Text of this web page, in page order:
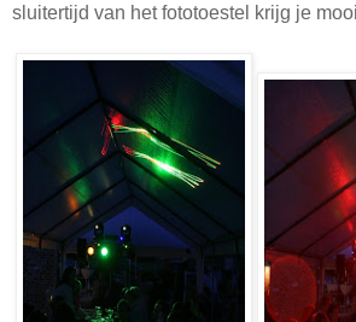
sluitertijd van het fototoestel krijg je